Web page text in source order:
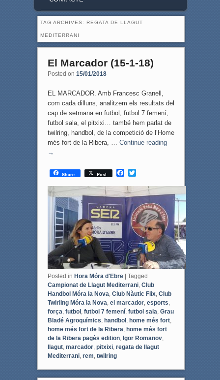
TAG ARCHIVES: REGATA DE LLAGUT
MEDITERRANI
El Marcador (15-1-18)
Posted on 15/01/2018
EL MARCADOR. Amb Francesc Granell,
com cada dilluns, analitzem els resultats del
cap de setmana en futbol, futbol 7 femení,
futbol sala, el pitxixi… també hem parlat de
twilring, handbol, de la competició de l’Home
més fort de la Ribera, … Continue reading
→
Share Post
F
c
e
b
o
T
i
t
e
r
Posted in Hora Móra d'Ebre | Tagged
Campionat de Llagut Mediterrani, Club
Handbol Móra la Nova Club Nàutic Flix, Club
Twirling Móra la Nova el marcador, esports
força futbol, futbol 7 femení, futbol sala Grau
Bladé Agroquímics handbol, home més fort,
home més fort de la Ribera home més fort
de la Ribera pagès edition, Igor Romanov,
llagut, marcador, pitxixi, regata de llagut
Mediterrani, rem twilring